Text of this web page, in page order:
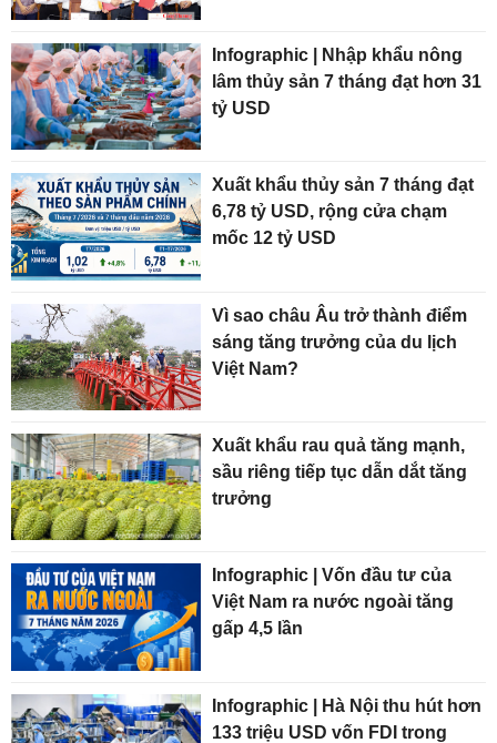
Infographic | Nhập khẩu nông
lâm thủy sản 7 tháng đạt hơn 31
tỷ USD
Xuất khẩu thủy sản 7 tháng đạt
6,78 tỷ USD, rộng cửa chạm
mốc 12 tỷ USD
Vì sao châu Âu trở thành điểm
sáng tăng trưởng của du lịch
Việt Nam?
Xuất khẩu rau quả tăng mạnh,
sầu riêng tiếp tục dẫn dắt tăng
trưởng
Infographic | Vốn đầu tư của
Việt Nam ra nước ngoài tăng
gấp 4,5 lần
Infographic | Hà Nội thu hút hơn
133 triệu USD vốn FDI trong